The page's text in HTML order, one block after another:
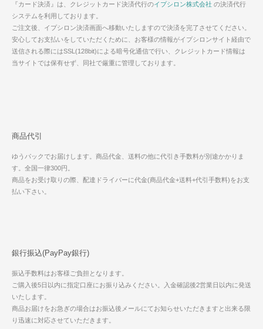
『カード決済』は、クレジットカード決済代行のイプシロン株式会社 の決済代行
システムを利用しております。
ご注文後、イプシロン決済画面へ移動いたしますので決済を完了させてください。
安心してお支払いをしていただくために、お客様の情報がイプシロンサイト経由で
送信される際にはSSL(128bit)による暗号化通信で行い、クレジットカード情報は
当サイトでは保有せず、同社で厳重に管理しております。
商品代引
ゆうパックでお届けします。商品代金、送料の他に代引き手数料が別途かかりま
す。全国一律300円。
商品をお受け取りの際、配達ドライバーに代金(商品代金+送料+代引手数料)をお支
払い下さい。
銀行振込(PayPay銀行)
振込手数料はお客様ご負担となります。
ご購入後5日以内に指定口座にお振り込みください。入金確認後2営業日以内に発送
いたします。
商品お届けをお急ぎの場合はお振込後メールにてお知らせいただきますと出来る限
り迅速に対応させていただきます。